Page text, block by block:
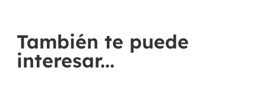
También te puede
interesar...